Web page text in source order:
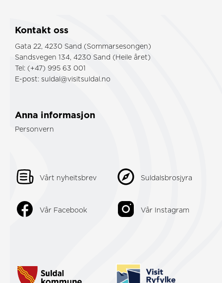
Kontakt oss
Gata 22, 4230 Sand (Sommarsesongen)
Sandsvegen 134, 4230 Sand (Heile året)
Tel: (+47) 995 63 001
E-post: suldal@visitsuldal.no
Anna informasjon
Personvern
Vårt nyheitsbrev Suldalsbrosjyra
Vår Facebook Vår Instagram